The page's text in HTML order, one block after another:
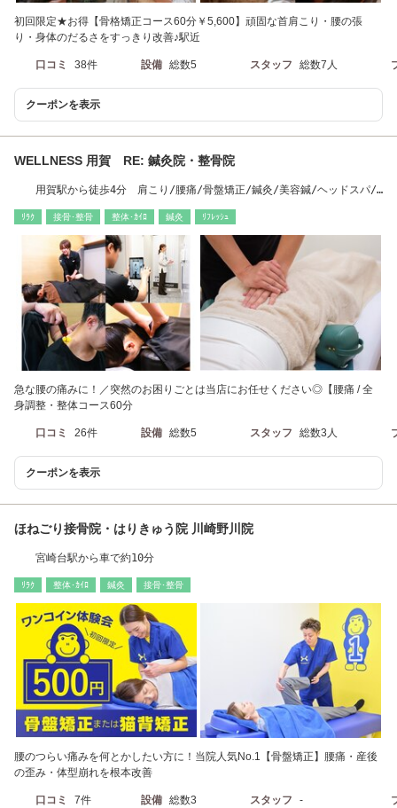
初回限定★お得【骨格矯正コース60分￥5,600】頑固な首肩こり・腰の張
り・身体のだるさをすっきり改善♪駅近
口コミ 38件 設備 総数5 スタッフ 総数7人
クーポンを表示
WELLNESS 用賀 RE: 鍼灸院・整骨院
用賀駅から徒歩4分 肩こり/腰痛/骨盤矯正/鍼灸/美容鍼/ヘッドスパ/
ﾘﾗｸ 接骨･整骨 整体･ｶｲﾛ 鍼灸 ﾘﾌﾚｯｼｭ
急な腰の痛みに！／突然のお困りごとは当店にお任せください◎【腰痛 / 全
身調整・整体コース60分
口コミ 26件 設備 総数5 スタッフ 総数3人
クーポンを表示
ほねごり接骨院・はりきゅう院 川崎野川院
宮崎台駅から車で約10分
ﾘﾗｸ 整体･ｶｲﾛ 鍼灸 接骨･整骨
腰のつらい痛みを何とかしたい方に！当院人気No.1【骨盤矯正】腰痛・産後
の歪み・体型崩れを根本改善
口コミ 7件 設備 総数3 スタッフ -